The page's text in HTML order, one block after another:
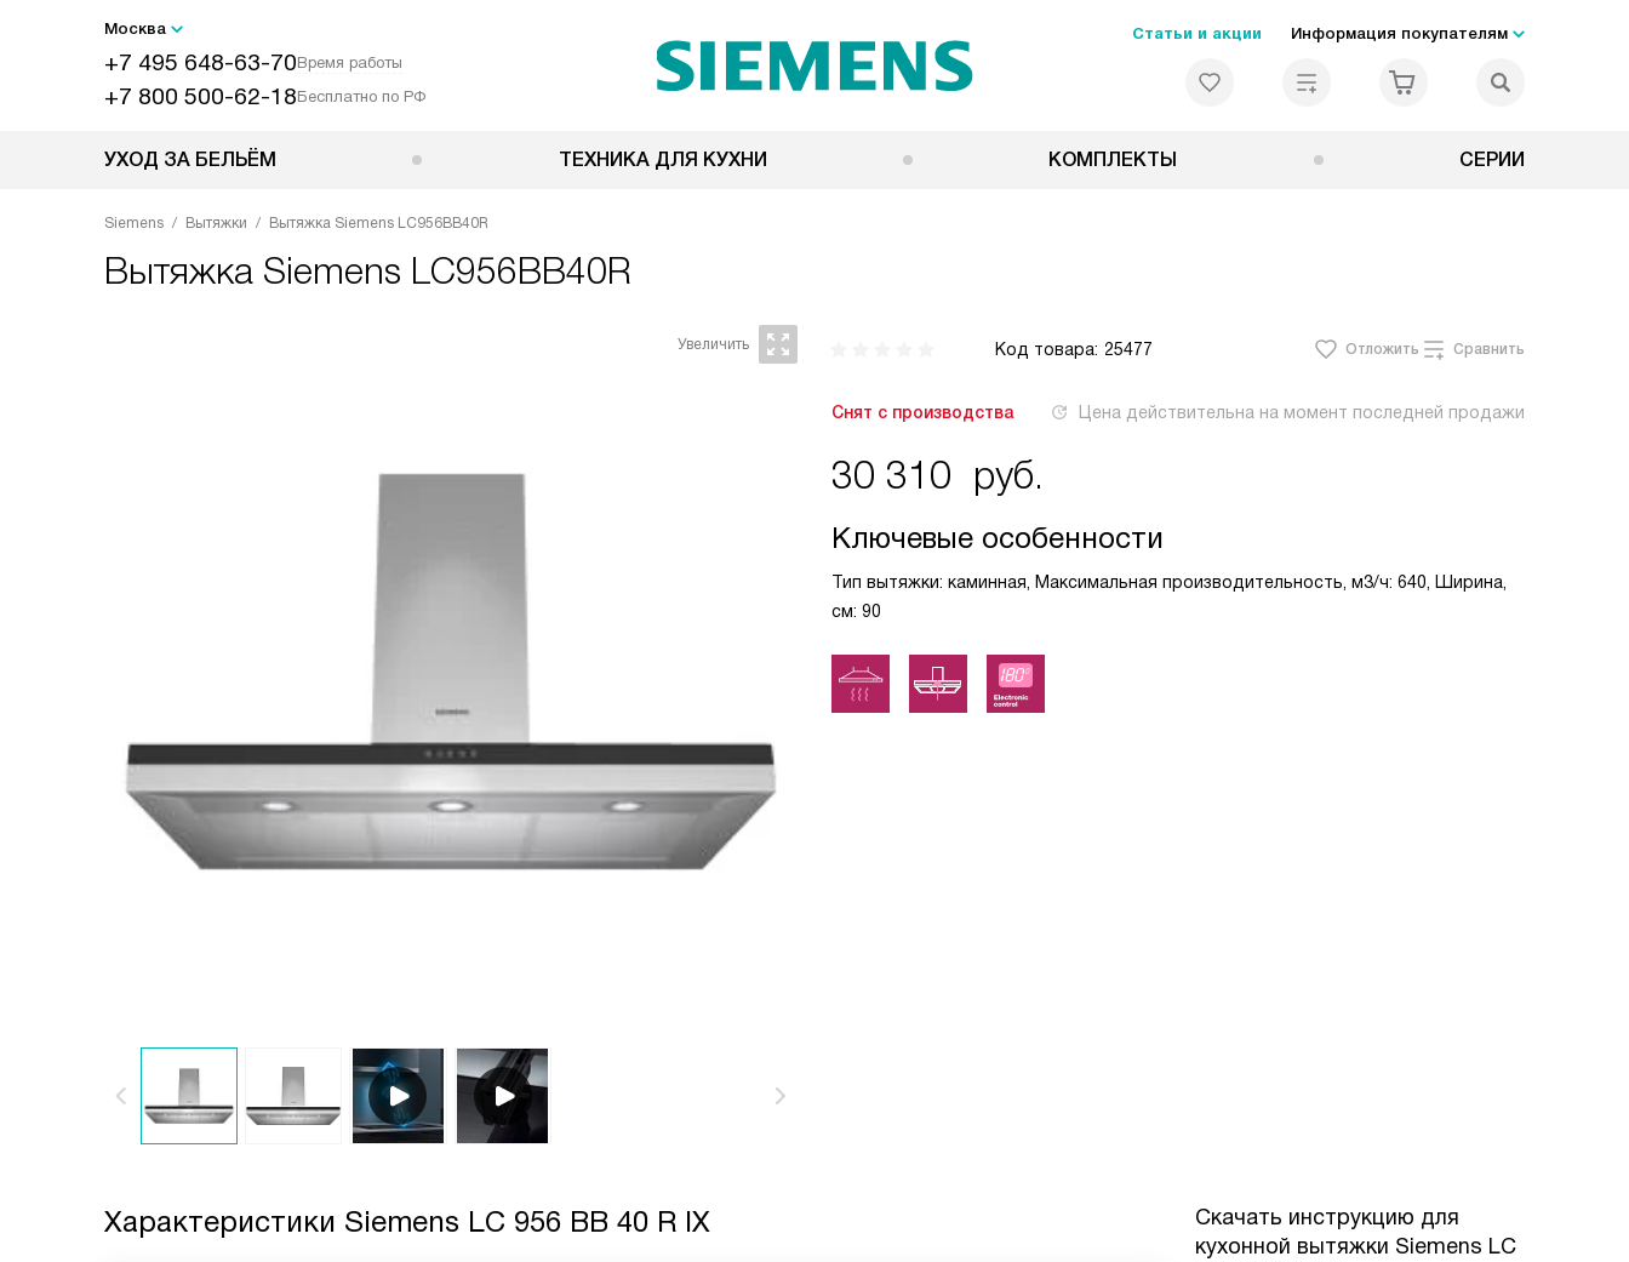
Москва
+7 495 648-63-70Время работы
+7 800 500-62-18Бесплатно по РФ
Статьи и акции Информация покупателям
УХОД ЗА БЕЛЬЁМ ТЕХНИКА ДЛЯ КУХНИ КОМПЛЕКТЫ СЕРИИ
Siemens Вытяжки Вытяжка Siemens LC956BB40R
Вытяжка Siemens LC956BB40R
Код товара: 25477 Отложить Сравнить
Снят с производства Цена действительна на момент последней продажи
30 310 руб.
Ключевые особенности
Тип вытяжки: каминная, Максимальная производительность, м3/ч: 640, Ширина,
см: 90
Скачать инструкцию для
кухонной вытяжки Siemens LC
Характеристики Siemens LC 956 BB 40 R IX